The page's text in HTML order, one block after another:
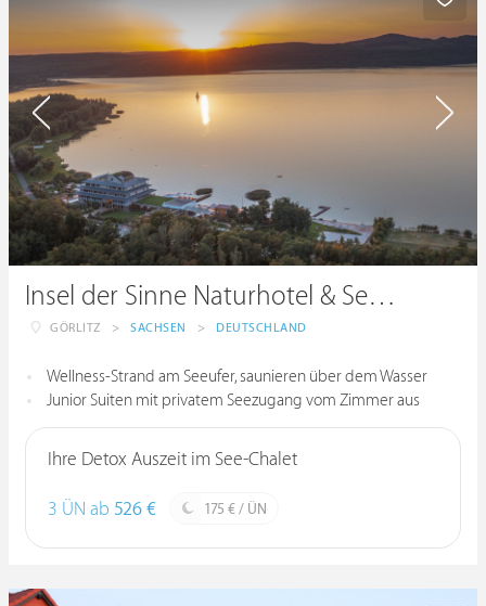
Insel der Sinne Naturhotel & See-Chalets
GÖRLITZ > SACHSEN > DEUTSCHLAND
Wellness-Strand am Seeufer, saunieren über dem Wasser
Junior Suiten mit privatem Seezugang vom Zimmer aus
Ihre Detox Auszeit im See-Chalet
3 ÜN ab 526 € 175 € / ÜN